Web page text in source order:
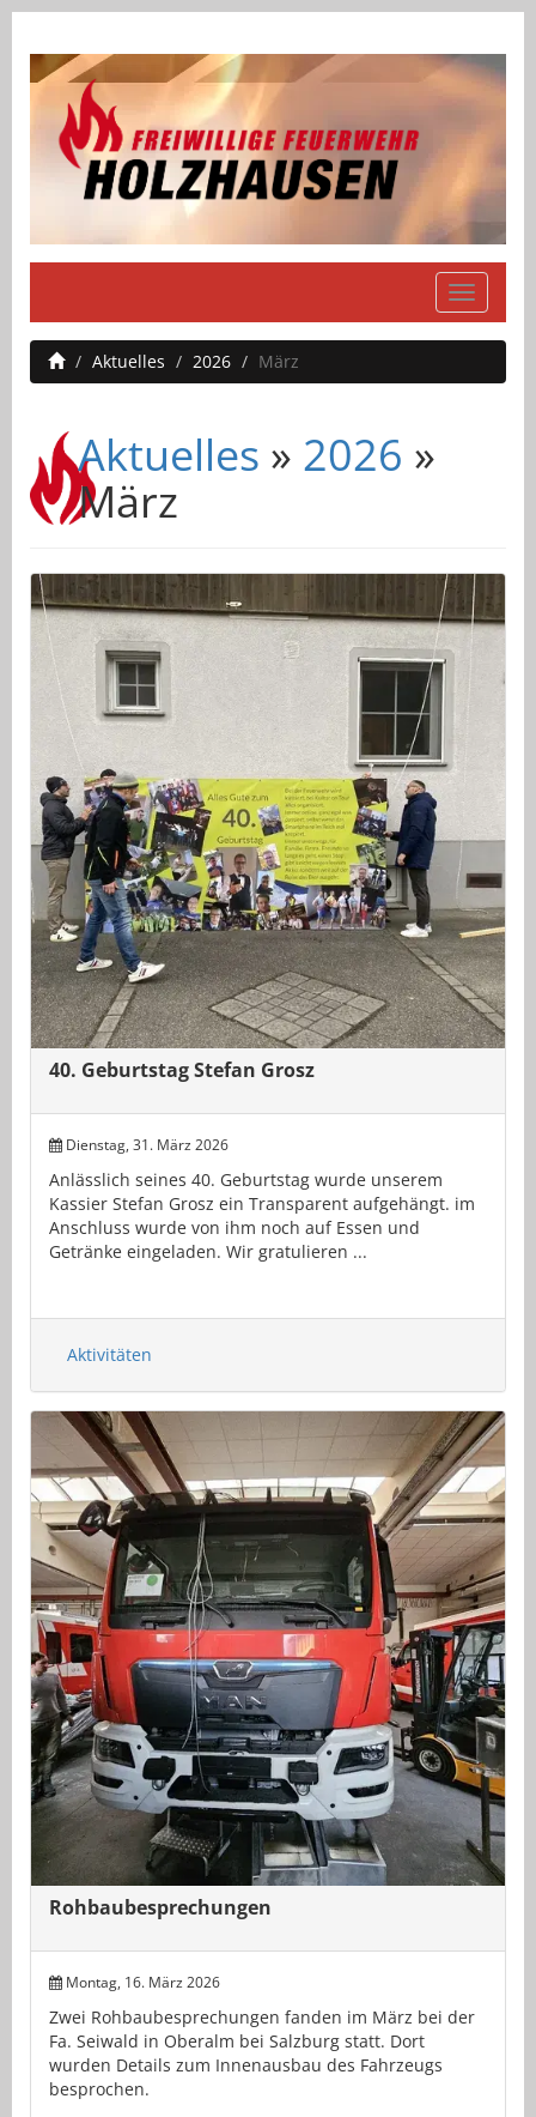
Aktuelles
2026 März
Aktuelles » 2026 »
März
40. Geburtstag Stefan Grosz
Dienstag, 31. März 2026
Anlässlich seines 40. Geburtstag wurde unserem
Kassier Stefan Grosz ein Transparent aufgehängt. im
Anschluss wurde von ihm noch auf Essen und
Getränke eingeladen. Wir gratulieren ...
Aktivitäten
Rohbaubesprechungen
Montag, 16. März 2026
Zwei Rohbaubesprechungen fanden im März bei der
Fa. Seiwald in Oberalm bei Salzburg statt. Dort
wurden Details zum Innenausbau des Fahrzeugs
besprochen.